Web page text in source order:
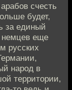
счесть
будет,
за единый
немцев еще
русских
народ в
территории,